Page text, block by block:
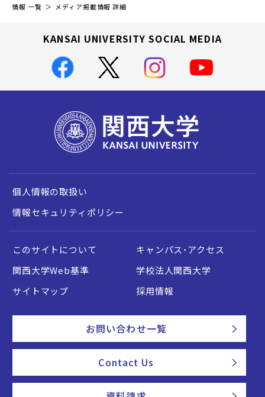
情報 一覧
メディア掲載情報 詳細
KANSAI UNIVERSITY SOCIAL MEDIA
個人情報の取扱い
情報セキュリティポリシー
このサイトについて
キャンパス・アクセス
関西大学Web基準
学校法人関西大学
サイトマップ
採用情報
お問い合わせ一覧
Contact Us